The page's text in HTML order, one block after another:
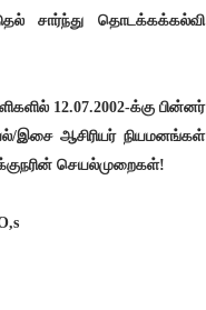
சார்ந்து தொடக்கக்கல்வி
12.07.2002-க்கு பின்னர்
இசை ஆசிரியர் நியமனங்கள்
செயல்முறைகள்!